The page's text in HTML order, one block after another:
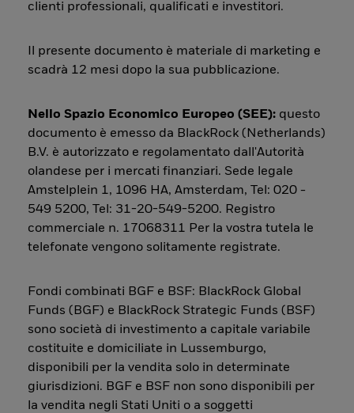
clienti professionali, qualificati e investitori.
Il presente documento è materiale di marketing e
scadrà 12 mesi dopo la sua pubblicazione.
Nello Spazio Economico Europeo (SEE): questo
documento è emesso da BlackRock (Netherlands)
B.V. è autorizzato e regolamentato dall'Autorità
olandese per i mercati finanziari. Sede legale
Amstelplein 1, 1096 HA, Amsterdam, Tel: 020 -
549 5200, Tel: 31-20-549-5200. Registro
commerciale n. 17068311 Per la vostra tutela le
telefonate vengono solitamente registrate.
Fondi combinati BGF e BSF: BlackRock Global
Funds (BGF) e BlackRock Strategic Funds (BSF)
sono società di investimento a capitale variabile
costituite e domiciliate in Lussemburgo,
disponibili per la vendita solo in determinate
giurisdizioni. BGF e BSF non sono disponibili per
la vendita negli Stati Uniti o a soggetti